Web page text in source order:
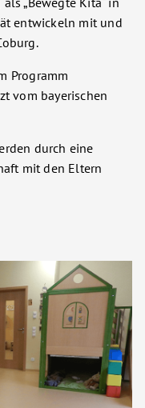
entwickeln mit und
Programm
vom bayerischen
durch eine
mit den Eltern